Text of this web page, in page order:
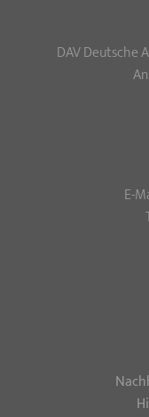
DAV Deutsche
E-